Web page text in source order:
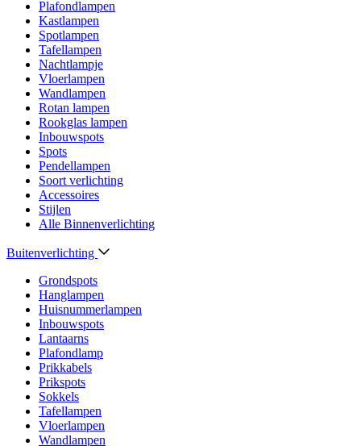
Plafondlampen
Kastlampen
Spotlampen
Tafellampen
Nachtlampje
Vloerlampen
Wandlampen
Rotan lampen
Rookglas lampen
Inbouwspots
Spots
Pendellampen
Soort verlichting
Accessoires
Stijlen
Alle Binnenverlichting
Buitenverlichting
Grondspots
Hanglampen
Huisnummerlampen
Inbouwspots
Lantaarns
Plafondlamp
Prikkabels
Prikspots
Sokkels
Tafellampen
Vloerlampen
Wandlampen